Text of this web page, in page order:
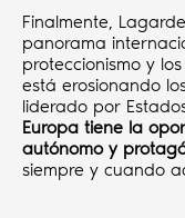
Finalmente,
panorama
proteccionismo y
está erosionando
liderado por
Europa tiene la
autónomo y
siempre y cuando